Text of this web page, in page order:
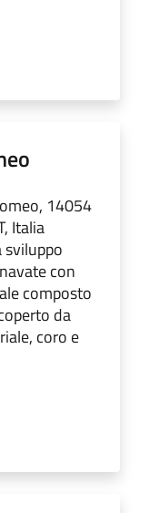
14054
Italia
sviluppo
con
composto
da
coro e